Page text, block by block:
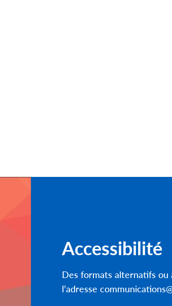
Accessibilité
Des formats alternatifs ou
l’adresse